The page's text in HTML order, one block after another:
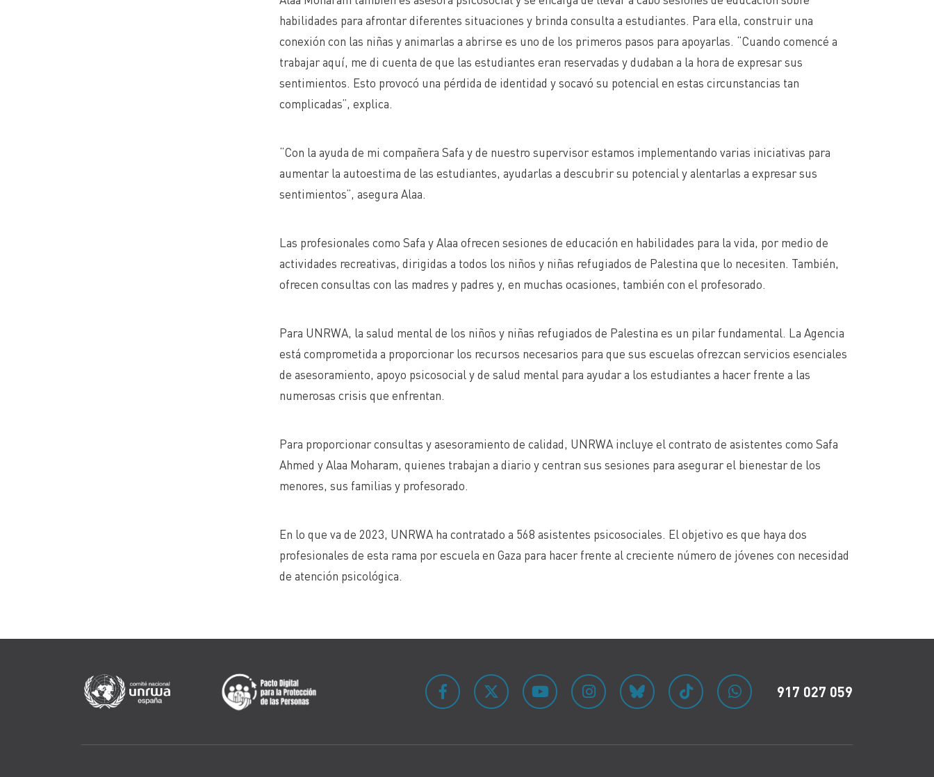
habilidades para afrontar diferentes situaciones y brinda consulta a estudiantes. Para ella, construir una
conexión con las niñas y animarlas a abrirse es uno de los primeros pasos para apoyarlas. “Cuando comencé a
trabajar aquí, me di cuenta de que las estudiantes eran reservadas y dudaban a la hora de expresar sus
sentimientos. Esto provocó una pérdida de identidad y socavó su potencial en estas circunstancias tan
complicadas”, explica.
“Con la ayuda de mi compañera Safa y de nuestro supervisor estamos implementando varias iniciativas para
aumentar la autoestima de las estudiantes, ayudarlas a descubrir su potencial y alentarlas a expresar sus
sentimientos”, asegura Alaa.
Las profesionales como Safa y Alaa ofrecen sesiones de educación en habilidades para la vida, por medio de
actividades recreativas, dirigidas a todos los niños y niñas refugiados de Palestina que lo necesiten. También,
ofrecen consultas con las madres y padres y, en muchas ocasiones, también con el profesorado.
Para UNRWA, la salud mental de los niños y niñas refugiados de Palestina es un pilar fundamental. La Agencia
está comprometida a proporcionar los recursos necesarios para que sus escuelas ofrezcan servicios esenciales
de asesoramiento, apoyo psicosocial y de salud mental para ayudar a los estudiantes a hacer frente a las
numerosas crisis que enfrentan.
Para proporcionar consultas y asesoramiento de calidad, UNRWA incluye el contrato de asistentes como Safa
Ahmed y Alaa Moharam, quienes trabajan a diario y centran sus sesiones para asegurar el bienestar de los
menores, sus familias y profesorado.
En lo que va de 2023, UNRWA ha contratado a 568 asistentes psicosociales. El objetivo es que haya dos
profesionales de esta rama por escuela en Gaza para hacer frente al creciente número de jóvenes con necesidad
de atención psicológica.
917 027 059